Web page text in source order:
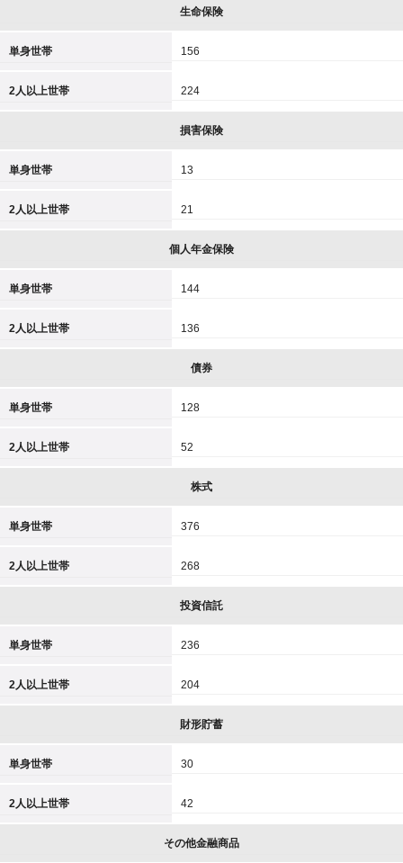
生命保険
単身世帯 156
2人以上世帯 224
損害保険
単身世帯 13
2人以上世帯 21
個人年金保険
単身世帯 144
2人以上世帯 136
債券
単身世帯 128
2人以上世帯 52
株式
単身世帯 376
2人以上世帯 268
投資信託
単身世帯 236
2人以上世帯 204
財形貯蓄
単身世帯 30
2人以上世帯 42
その他金融商品